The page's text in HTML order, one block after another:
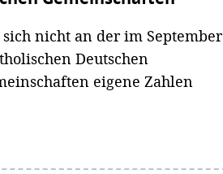
nicht an der im September
Deutschen
eigene Zahlen